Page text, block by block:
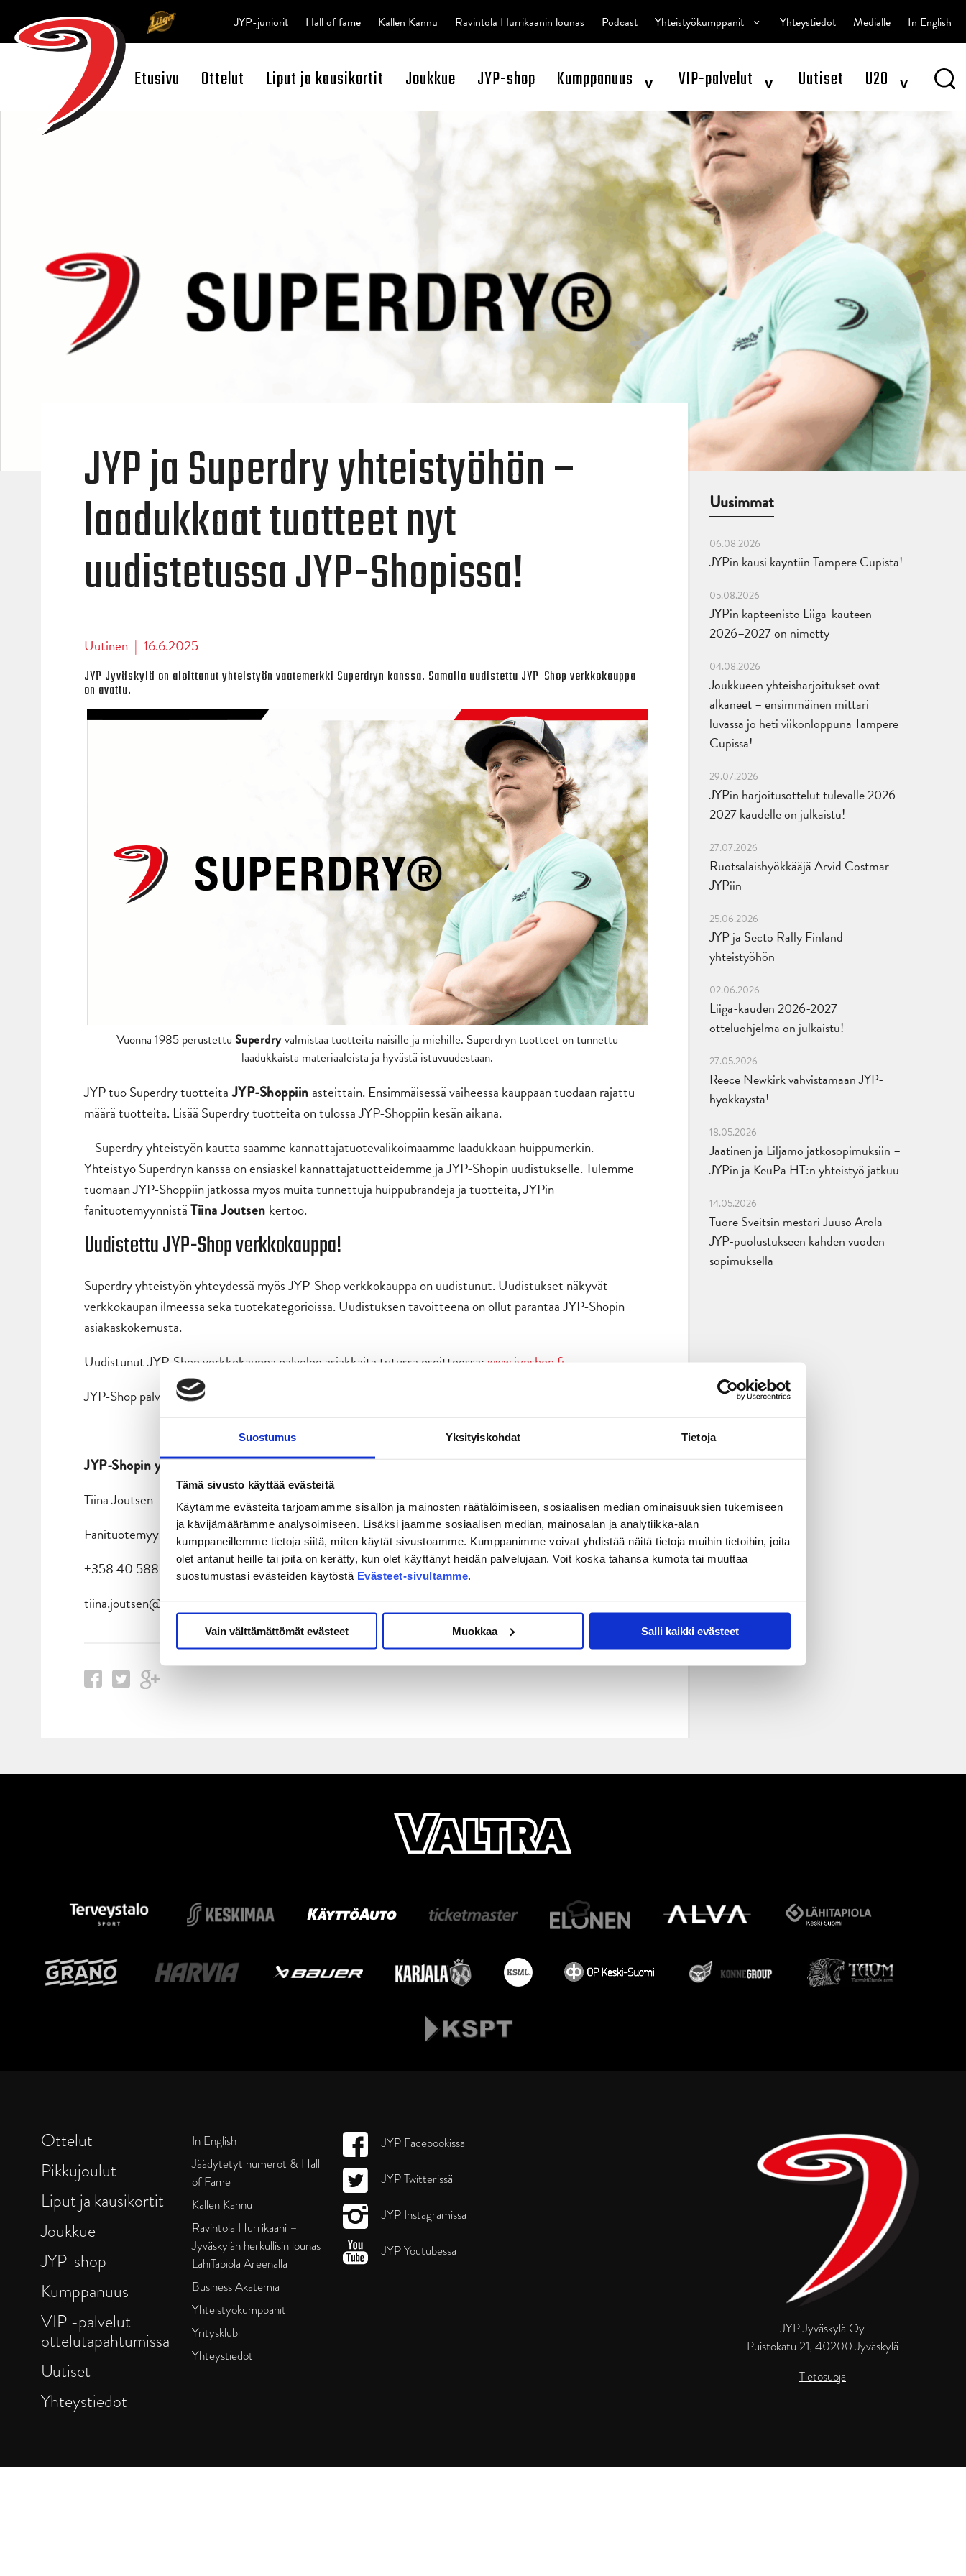
Suostumus Yksityiskohdat Tietoja
Tämä sivusto käyttää evästeitä
Käytämme evästeitä tarjoamamme sisällön ja mainosten räätälöimiseen, sosiaalisen median ominaisuuksien tukemiseen
ja kävijämäärämme analysoimiseen. Lisäksi jaamme sosiaalisen median, mainosalan ja analytiikka-alan
kumppaneillemme tietoja siitä, miten käytät sivustoamme. Kumppanimme voivat yhdistää näitä tietoja muihin tietoihin, joita
olet antanut heille tai joita on kerätty, kun olet käyttänyt heidän palvelujaan. Voit koska tahansa kumota tai muuttaa
suostumustasi evästeiden käytöstä Evästeet-sivultamme.
Vain välttämättömät evästeet Muokkaa Salli kaikki evästeet
Open Search
Etusivu Ottelut Liput ja kausikortit Joukkue JYP-shop Kumppanuus ^ VIP-palvelut ^ Uutiset U20 ^
JYP-juniorit Hall of fame Kallen Kannu Ravintola Hurrikaanin lounas Podcast Yhteistyökumppanit ^ Yhteystiedot Medialle In English
JYP ja Superdry yhteistyöhön –
laadukkaat tuotteet nyt
uudistetussa JYP-Shopissa!
Uutinen | 16.6.2025
JYP Jyväskylä on aloittanut yhteistyön vaatemerkki Superdryn kanssa. Samalla uudistettu JYP-Shop verkkokauppa
on avattu.
Vuonna 1985 perustettu Superdryvalmistaa tuotteita naisille ja miehille. Superdryn tuotteet on tunnettu
laadukkaista materiaaleista ja hyvästä istuvuudestaan.
JYP tuo Superdry tuotteitaJYP-Shoppiinasteittain. Ensimmäisessä vaiheessa kauppaan tuodaan rajattu
määrä tuotteita. Lisää Superdry tuotteita on tulossa JYP-Shoppiin kesän aikana.
– Superdry yhteistyön kautta saamme kannattajatuotevalikoimaamme laadukkaan huippumerkin.
Yhteistyö Superdryn kanssa on ensiaskel kannattajatuotteidemme ja JYP-Shopin uudistukselle. Tulemme
tuomaan JYP-Shoppiin jatkossa myös muita tunnettuja huippubrändejä ja tuotteita, JYPin
fanituotemyynnistäTiina Joutsen kertoo.
Uudistettu JYP-Shop verkkokauppa!
Superdry yhteistyön yhteydessä myös JYP-Shop verkkokauppa on uudistunut. Uudistukset näkyvät
verkkokaupan ilmeessä sekä tuotekategorioissa. Uudistuksen tavoitteena on ollut parantaa JYP-Shopin
asiakaskokemusta.
Uudistunut JYP-Shop verkkokauppa palvelee asiakkaita tutussa osoitteessa:www.jypshop.fi
JYP-Shop palvelee edelleen myös ottelutapahtumissa ja Ravintola Hurrikaanissa.
JYP-Shopin yhteystiedot:
Tiina Joutsen
Fanituotemyynti
+358 40 588 4353
tiina.joutsen@jypliiga.fi
Uusimmat
06.08.2026
JYPin kausi käyntiin Tampere Cupista!
05.08.2026
JYPin kapteenisto Liiga-kauteen
2026–2027 on nimetty
04.08.2026
Joukkueen yhteisharjoitukset ovat
alkaneet – ensimmäinen mittari
luvassa jo heti viikonloppuna Tampere
Cupissa!
29.07.2026
JYPin harjoitusottelut tulevalle 2026-
2027 kaudelle on julkaistu!
27.07.2026
Ruotsalaishyökkääjä Arvid Costmar
JYPiin
25.06.2026
JYP ja Secto Rally Finland
yhteistyöhön
02.06.2026
Liiga-kauden 2026-2027
otteluohjelma on julkaistu!
27.05.2026
Reece Newkirk vahvistamaan JYP-
hyökkäystä!
18.05.2026
Jaatinen ja Liljamo jatkosopimuksiin –
JYPin ja KeuPa HT:n yhteistyö jatkuu
14.05.2026
Tuore Sveitsin mestari Juuso Arola
JYP-puolustukseen kahden vuoden
sopimuksella
JYP Jyväskylä Oy
Puistokatu 21, 40200 Jyväskylä
Tietosuoja
Ottelut
Pikkujoulut
Liput ja kausikortit
Joukkue
JYP-shop
Kumppanuus
VIP -palvelut
ottelutapahtumissa
Uutiset
Yhteystiedot
In English
Jäädytetyt numerot & Hall
of Fame
Kallen Kannu
Ravintola Hurrikaani –
Jyväskylän herkullisin lounas
LähiTapiola Areenalla
Business Akatemia
Yhteistyökumppanit
Yritysklubi
Yhteystiedot
JYP Facebookissa
JYP Twitterissä
JYP Instagramissa
JYP Youtubessa